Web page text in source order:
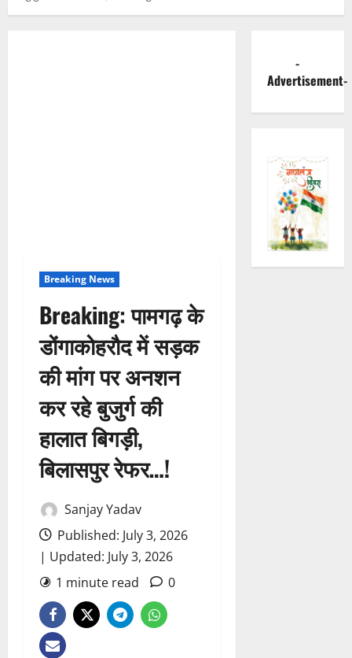
Breaking News
Breaking: पामगढ़ के
डोंगाकोहरौद में सड़क
की मांग पर अनशन
कर रहे बुजुर्ग की
हालात बिगड़ी,
बिलासपुर रेफर…!
Sanjay Yadav
Published: July 3, 2026
| Updated: July 3, 2026
1 minute read
0
-
Advertisement-